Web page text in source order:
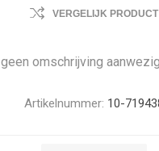
VERGELIJK PRODUCT
geen omschrijving
Artikelnummer: 10-